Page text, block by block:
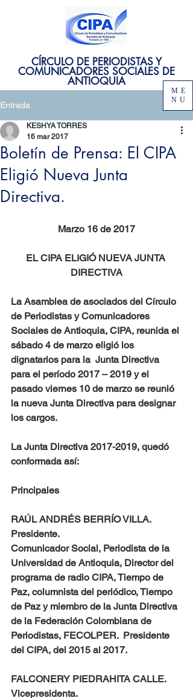
CÍRCULO DE PERIODISTAS Y
COMUNICADORES SOCIALES DE
ANTIOQUIA
ME
NU
Entrada
Boletín de Prensa: El CIPA
Eligió Nueva Junta
Directiva.
KESHYA TORRES
16 mar 2017
Marzo 16 de 2017
EL CIPA ELIGIÓ NUEVA JUNTA
DIRECTIVA
La Asamblea de asociados del Círculo
de Periodistas y Comunicadores
Sociales de Antioquia, CIPA, reunida el
sábado 4 de marzo eligió los
dignatarios para la  Junta Directiva
para el período 2017 – 2019 y el
pasado viernes 10 de marzo se reunió
la nueva Junta Directiva para designar
los cargos.
La Junta Directiva 2017-2019, quedó
conformada así:
Principales
RAÚL ANDRÉS BERRÍO VILLA.
Presidente.
Comunicador Social, Periodista de la
Universidad de Antioquia, Director del
programa de radio CIPA, Tiempo de
Paz, columnista del periódico, Tiempo
de Paz y miembro de la Junta Directiva
de la Federación Colombiana de
Periodistas, FECOLPER.  Presidente
del CIPA, del 2015 al 2017.
FALCONERY PIEDRAHITA CALLE.
Vicepresidenta.